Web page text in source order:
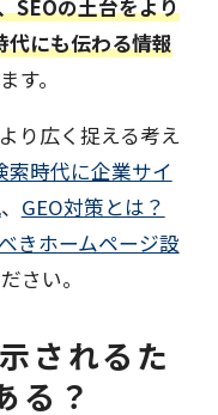
SEOの土台をより
にも伝わる情報
す。
り広く捉える考え
索時代に企業サイ
、 GEO対策とは？
きホームページ設
さい。
されるた
る？